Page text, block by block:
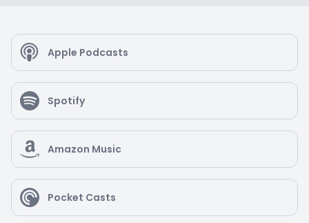
como mujer de color • Estrategias de financiación
• Conversaciones difíciles sobre esta decisión
Apple Podcasts
Spotify
Amazon Music
Pocket Casts